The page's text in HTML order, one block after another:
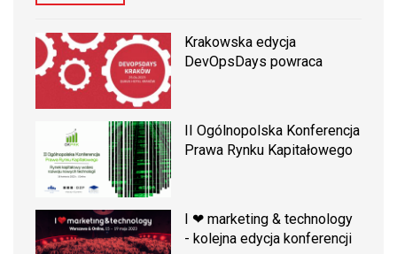
Krakowska edycja
DevOpsDays powraca
II Ogólnopolska Konferencja
Prawa Rynku Kapitałowego
I ❤ marketing & technology
- kolejna edycja konferencji